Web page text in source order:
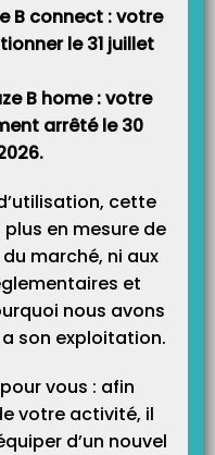
veuillez demander à
CPS afin de déterminer si
Prochain Article
CPS invalide ou inexploitable
par le DAM !
B connect : votre
le 31 juillet
B home : votre
arrêté le 30
cette
plus en mesure de
marché, ni aux
et
nous avons
son exploitation.
vous : afin
votre activité, il
d’un nouvel